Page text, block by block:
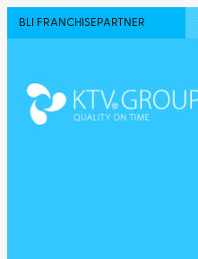
BLI FRANCHISEPARTNER